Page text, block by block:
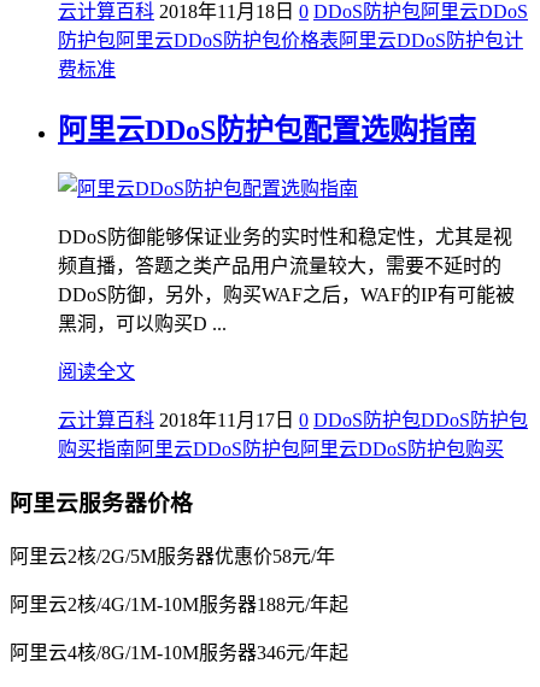
云计算百科 2018年11月18日 0 DDoS防护包阿里云DDoS
防护包阿里云DDoS防护包价格表 阿里云DDoS防护包计
费标准
阿里云DDoS防护包配置选购指南
DDoS防御能够保证业务的实时性和稳定性，尤其是视
频直播，答题之类产品用户流量较大，需要不延时的
DDoS防御，另外，购买WAF之后，WAF的IP有可能被
黑洞，可以购买D ...
阅读全文
云计算百科 2018年11月17日 0 DDoS防护包DDoS防护包
购买指南 阿里云DDoS防护包阿里云DDoS防护包购买
阿里云服务器价格
阿里云2核/2G/5M服务器优惠价58元/年
阿里云2核/4G/1M-10M服务器188元/年起
阿里云4核/8G/1M-10M服务器346元/年起